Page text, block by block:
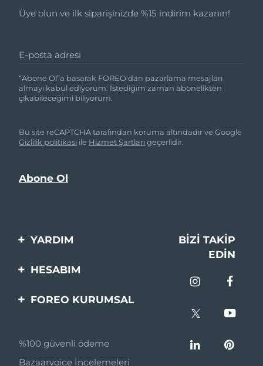
Üye olun ve ilk siparişinizde %15 indirim kazanın!
E-posta adresi
“Abone Ol”a basarak FOREO'dan pazarlama mesajları
almayı kabul ediyorum. İstediğim zaman abonelikten
çıkabileceğimi biliyorum.
Bu site reCAPTCHA tarafından koruma altındadır ve Google
Gizlilik politikası ile Hizmet Şartlarıgeçerlidir.
YARDIM
Bi̇zi̇mle İleti̇şi̇me Geçi̇n
BIZI TAKIP
EDIN
HESABIM
Ürün Kaydı
FOREO KURUMSAL
Ortaklik Programi
%100 güvenli ödeme
Bazaarvoice İncelemeleri